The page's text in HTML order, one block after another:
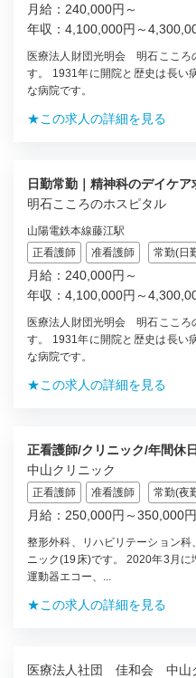
月給：240,000円～
年収：4,100,000円～
医療法人財団光明会 明石こころ
す。 1931年に開院と歴史は長い
な病院です。
★この求人の詳細を見る
日勤常勤｜精神科のデイケア
明石こころのホスピタル
山陽電鉄本線藤江駅
正看護師
准看護師 常勤(日
月給：240,000円～
年収：4,100,000円～
医療法人財団光明会 明石こころ
す。 1931年に開院と歴史は長い
な病院です。
★この求人の詳細を見る
正看護師/クリニック/年間休
中山クリニック
正看護師 准看護師 常勤(夜
月給：250,000円～350,000円
整形外科、リハビリテーション科
ニック(19床)です。 2020年3月に
運動器エコー、...
★この求人の詳細を見る
医療法人社団 佳和会 中山